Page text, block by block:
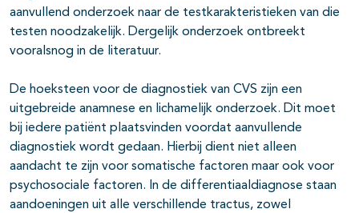
aanvullend onderzoek naar de testkarakteristieken van die
testen noodzakelijk. Dergelijk onderzoek ontbreekt
vooralsnog in de literatuur.
De hoeksteen voor de diagnostiek van CVS zijn een
uitgebreide anamnese en lichamelijk onderzoek. Dit moet
bij iedere patiënt plaatsvinden voordat aanvullende
diagnostiek wordt gedaan. Hierbij dient niet alleen
aandacht te zijn voor somatische factoren maar ook voor
psychosociale factoren. In de differentiaaldiagnose staan
aandoeningen uit alle verschillende tractus, zowel